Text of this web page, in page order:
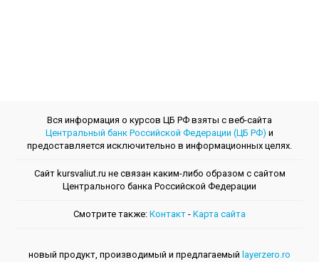
Вся информация о курсов ЦБ РФ взяты с веб-сайта
Центральный банк Российской Федерации (ЦБ РФ) и
предоставляется исключительно в информационных целях.
Сайт kursvaliut.ru не связан каким-либо образом с сайтом
Центрального банкa Российской Федерации
Смотрите также: Контакт - Kарта сайта
новый продукт, производимый и предлагаемый layerzero.ro